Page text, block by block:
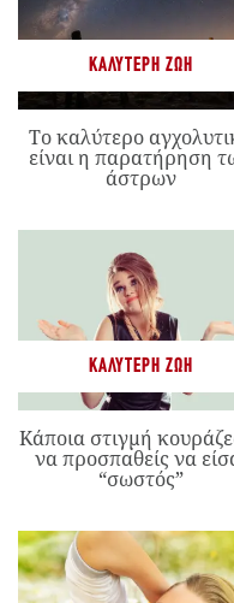
ΚΑΛΎΤΕΡΗ ΖΩΉ
Το καλύτερο
είναι η παρατήρηση
άστρων
ΚΑΛΎΤΕΡΗ ΖΩΉ
Κάποια στιγμή
να προσπαθείς να
“σωστός”